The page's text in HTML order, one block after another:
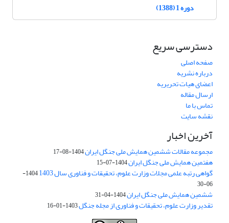
دوره 1 (1388)
دسترسی سریع
صفحه اصلی
درباره نشریه
اعضای هیات تحریریه
ارسال مقاله
تماس با ما
نقشه سایت
آخرین اخبار
مجموعه مقالات ششمین همایش ملی جنگل ایران1404-08-17
هفتمین همایش ملی جنگل ایران1404-07-15
گواهی رتبه علمی مجلات وزارت علوم، تحقیقات و فناوری سال 1403
1404-
06-30
ششمین همایش ملی جنگل ایران1404-04-31
تقدیر وزارت علوم، تحقیقات و فناوری از مجله جنگل1403-01-16